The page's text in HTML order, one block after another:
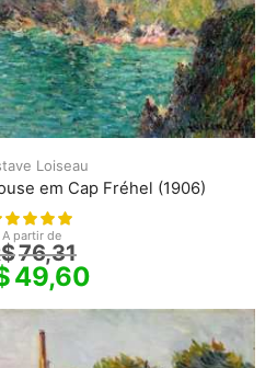
Loiseau
em Cap Fréhel (1906)
A partir de
76,31
49,60